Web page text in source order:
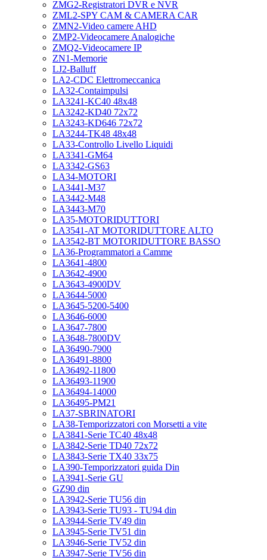
ZMG2-Registratori DVR e NVR
ZML2-SPY CAM & CAMERA CAR
ZMN2-Video camere AHD
ZMP2-Videocamere Analogiche
ZMQ2-Videocamere IP
ZN1-Memorie
LJ2-Balluff
LA2-CDC Elettromeccanica
LA32-Contaimpulsi
LA3241-KC40 48x48
LA3242-KD40 72x72
LA3243-KD646 72x72
LA3244-TK48 48x48
LA33-Controllo Livello Liquidi
LA3341-GM64
LA3342-GS63
LA34-MOTORI
LA3441-M37
LA3442-M48
LA3443-M70
LA35-MOTORIDUTTORI
LA3541-AT MOTORIDUTTORE ALTO
LA3542-BT MOTORIDUTTORE BASSO
LA36-Programmatori a Camme
LA3641-4800
LA3642-4900
LA3643-4900DV
LA3644-5000
LA3645-5200-5400
LA3646-6000
LA3647-7800
LA3648-7800DV
LA36490-7900
LA36491-8800
LA36492-11800
LA36493-11900
LA36494-14000
LA36495-PM21
LA37-SBRINATORI
LA38-Temporizzatori con Morsetti a vite
LA3841-Serie TC40 48x48
LA3842-Serie TD40 72x72
LA3843-Serie TX40 33x75
LA390-Temporizzatori guida Din
LA3941-Serie GU
GZ90 din
LA3942-Serie TU56 din
LA3943-Serie TU93 - TU94 din
LA3944-Serie TV49 din
LA3945-Serie TV51 din
LA3946-Serie TV52 din
LA3947-Serie TV56 din